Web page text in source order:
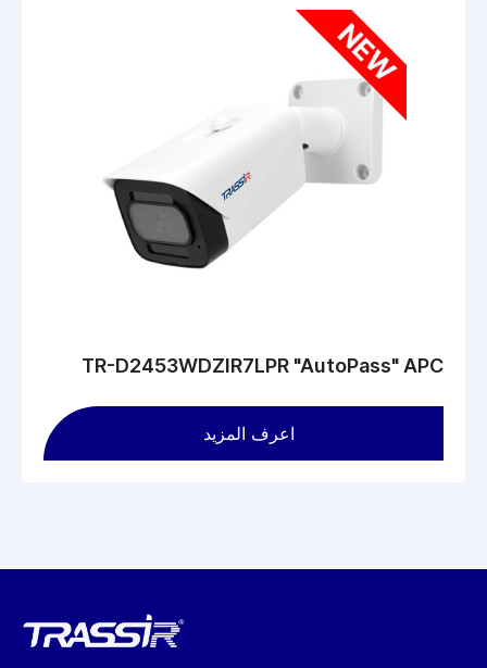
TR-D2453WDZIR7LPR "AutoPass" APC
اعرف المزيد